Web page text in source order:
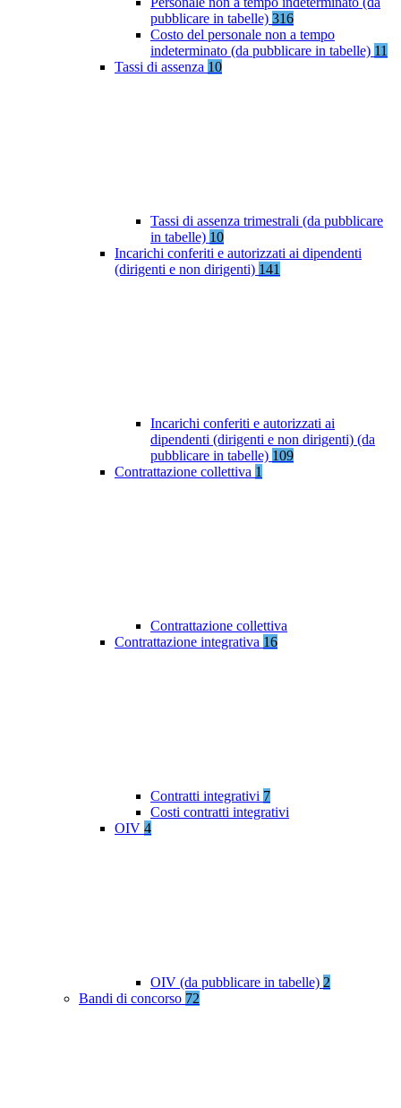
pubblicare in tabelle) 316
Costo del personale non a tempo
indeterminato (da pubblicare in tabelle) 11
Tassi di assenza 10
Tassi di assenza trimestrali (da pubblicare
in tabelle) 10
Incarichi conferiti e autorizzati ai dipendenti
(dirigenti e non dirigenti) 141
Incarichi conferiti e autorizzati ai
dipendenti (dirigenti e non dirigenti) (da
pubblicare in tabelle) 109
Contrattazione collettiva 1
Contrattazione collettiva
Contrattazione integrativa 16
Contratti integrativi 7
Costi contratti integrativi
OIV 4
OIV (da pubblicare in tabelle) 2
Bandi di concorso 72